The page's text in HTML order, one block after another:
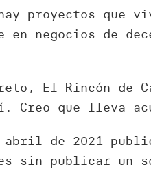
proyectos que
negocios de
El Rincón de
que lleva
de 2021
sin publicar